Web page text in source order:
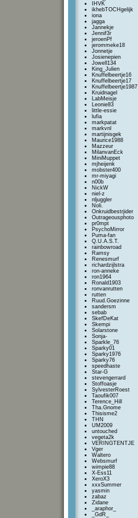
IHVK
ikhebTOCHgelijk
iona
jagga
Jannekje
Jennif3r
jeroenPf
jerommeke18
Jonnetje
Josienepien
Jowell134
King_Julien
Knuffelbeertje16
Knuffelbeertje17
Knuffelbeertje1987
Kruidnagel
LabMeisje
Leonie83
little-essie
lufia
markpatat
markvnl
martijnisgek
Maurice1988
Mazzeur
MilanvanEck
MiniMuppet
mjheijenk
mobster400
mr-miyagi
n00b
NickW
niel-z
nljuggler
Noli.
Onkruidbestrjider
Outrageousphoto
pr0mpt
PsychoMirror
Puma-fan
Q.U.A.S.T.
rainbowroad
Ramsy
Renesmurf
richardzijlstra
ron-anneke
ron1964
Ronald1903
ronvanrutten
rutten
Ruud.Goezinne
sandersm
sebab
SkefDeKat
Skempi
Solarstone
Sonja-
Sparkle_76
Sparky01
Sparky1976
Sparky76
speedhaste
Star-G
stevengerrard
Stoffoasje
SylvesterRoest
Taoufik007
Terence_Hill
Tha.Gnome
Thisisme2
THN
UM2009
untouched
vegeta2k
VERINGTENTJE
Vger
Waltero
Websmurf
wimpie88
X-Ess11
XeroX3
xxxSummer
yasmin
zabaz
Zidane
_araphor_
_GdR_